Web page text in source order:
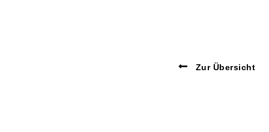
Zur Übersicht